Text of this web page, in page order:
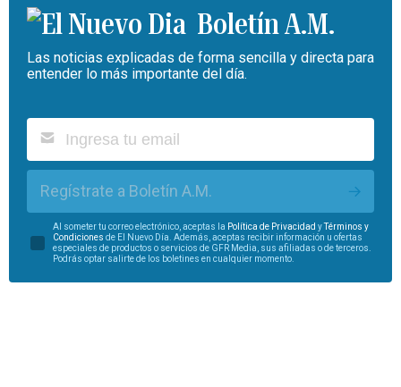
Boletín A.M.
Las noticias explicadas de forma sencilla y directa para
entender lo más importante del día.
Regístrate a Boletín A.M.
Al someter tu correo electrónico, aceptas la Política de Privacidad y
Términos y
Condiciones de El Nuevo Día. Además, aceptas recibir información u ofertas
especiales de productos o servicios de GFR Media, sus afiliadas o de terceros.
Podrás optar salirte de los boletines en cualquier momento.